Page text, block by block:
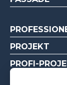
PROJEKT
PROFI-